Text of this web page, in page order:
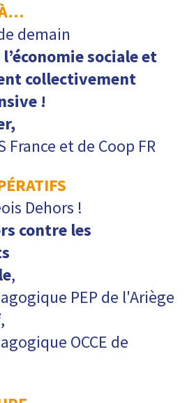
À…
demain
sociale et
collectivement
!
France et de Coop FR
Dehors !
contre les
,
PEP de l'Ariège
,
OCCE de